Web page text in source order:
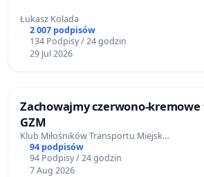
Łukasz Kolada
2 007 podpisów
134 Podpisy / 24 godzin
29 Jul 2026
Zachowajmy czerwono-
GZM
Klub Miłośników Transportu Miejsk…
94 podpisów
94 Podpisy / 24 godzin
7 Aug 2026